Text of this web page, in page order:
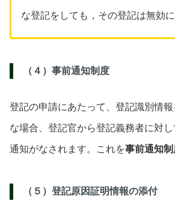
な登記をしても，その登記は無効に
（４）事前通知制度
登記の申請にあたって、登記識別情
な場合、登記官から登記義務者に対
通知がなされます。これを事前通知制
（５）登記原因証明情報の添付